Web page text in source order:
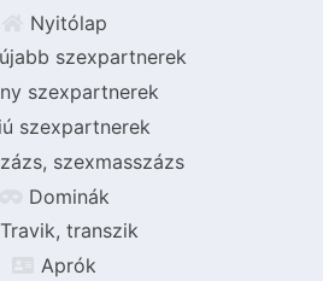
Nyitólap
szexpartnerek
szexpartnerek
szexpartnerek
szexmasszázs
Dominák
Travik, transzik
Aprók